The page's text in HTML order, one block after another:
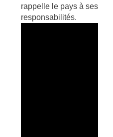
rappelle le pays à ses
responsabilités.